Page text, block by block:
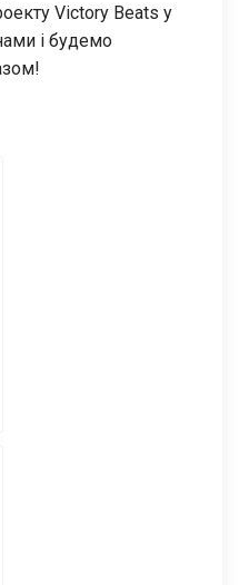
Victory Beats у
і будемо